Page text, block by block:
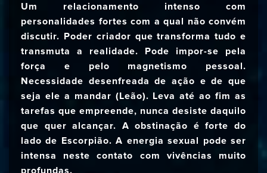
Um relacionamento intenso com
personalidades fortes com a qual não convém
discutir. Poder criador que transforma tudo e
transmuta a realidade. Pode impor-se pela
força e pelo magnetismo pessoal.
Necessidade desenfreada de ação e de que
seja ele a mandar (Leão). Leva até ao fim as
tarefas que empreende, nunca desiste daquilo
que quer alcançar. A obstinação é forte do
lado de Escorpião. A energia sexual pode ser
intensa neste contato com vivências muito
profundas.